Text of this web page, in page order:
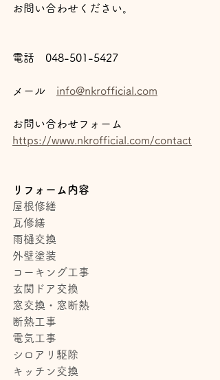
お問い合わせください。
電話　048-501-5427
メール info@nkrofficial.com
お問い合わせフォーム
https://www.nkrofficial.com/contact
リフォーム内容
屋根修繕
瓦修繕
雨樋交換
外壁塗装
コーキング工事
玄関ドア交換
窓交換・窓断熱
断熱工事
電気工事
シロアリ駆除
キッチン交換